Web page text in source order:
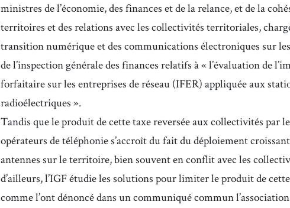
ministres de l’économie, des finances et de la relance, et de la
territoires et des relations avec les collectivités territoriales,
transition numérique et des communications électroniques sur
de l’inspection générale des finances relatifs à « l’évaluation de
forfaitaire sur les entreprises de réseau (IFER) appliquée aux
radioélectriques ».
Tandis que le produit de cette taxe reversée aux collectivités par
opérateurs de téléphonie s’accroît du fait du déploiement
antennes sur le territoire, bien souvent en conflit avec les
d’ailleurs, l’IGF étudie les solutions pour limiter le produit de
comme l’ont dénoncé dans un communiqué commun